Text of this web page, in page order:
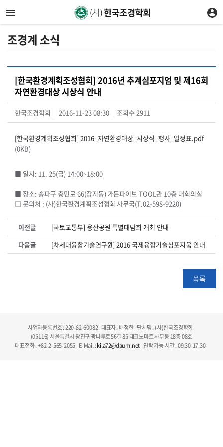
조경계 소식
[한국환경계획조성협회] 2016년 추계심포지엄 및 제16회
자연환경대상 시상식 안내
한국조경학회 2016-11-23 08:30 조회수 2911
[한국환경계획조성협회] 2016_자연환경대상_시상식_행사_일정표.pdf
(0KB)
■ 일시: 11. 25(금) 14:00~18:00
■ 장소: 송파구 충민로 66(장지동) 가든파이브 TOOL관 10층 대회의실
□ 문의처 : (사)한국환경계획조성협회 사무국(T.02-598-9220)
이전글
[국토교통부] 용산공원 특별대담회 개최 안내
다음글
[차세대융합기술연구원] 2016 국제융합기술심포지움 안내
목록
사업자등록번호 : 220-82-60082 대표자 : 배정한 단체명 : (사)한국조경학회
(05116) 서울특별시 광진구 광나루로 56길 85 테크노마트 사무동 18층 08호
대표전화 : +82-2-565-2055 E-Mail :kila72@daum.net 연락 가능 시간 : 09:30-17:30